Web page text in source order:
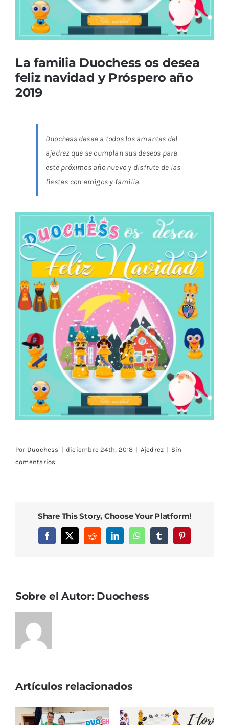
La familia Duochess os desea
feliz navidad y Próspero año
2019
Duochess desea a todos los amantes del
ajedrez que se cumplan sus deseos para
este próximos año nuevo y disfrute de las
fiestas con amigos y familia.
Por Duochess | diciembre 24th, 2018 | Ajedrez | Sin
comentarios
Share This Story, Choose Your Platform!
Facebook
X RedditLinkedInWhatsAppTumblrPinterest
Sobre el Autor: Duochess
Artículos relacionados